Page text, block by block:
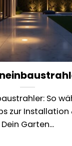
So
zur Installation
Dein Garten...